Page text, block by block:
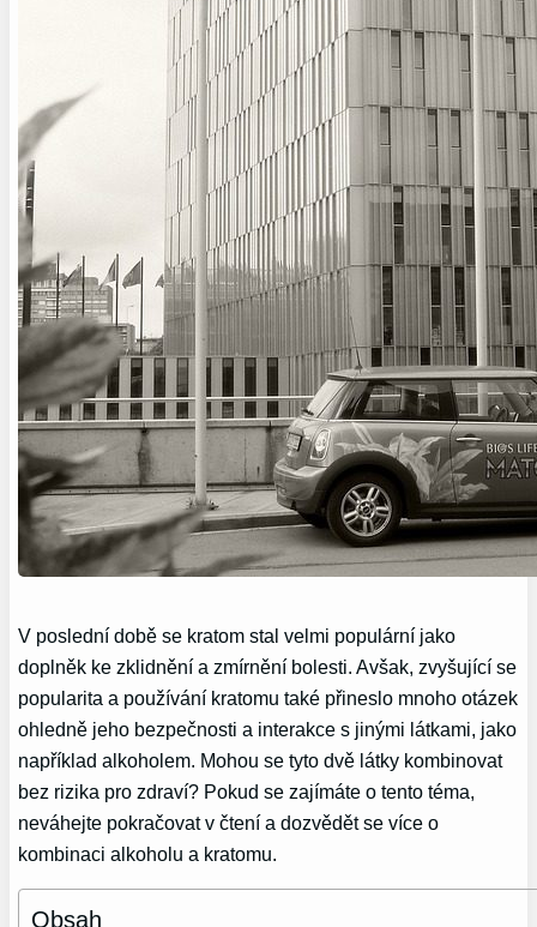
V poslední době se kratom stal velmi populární jako
doplněk ke zklidnění a zmírnění bolesti. Avšak, zvyšující se
popularita a používání kratomu také přineslo mnoho otázek
ohledně jeho bezpečnosti a interakce s jinými látkami, jako
například alkoholem. Mohou se tyto dvě látky kombinovat
bez rizika pro zdraví? Pokud se zajímáte o tento téma,
neváhejte pokračovat v čtení a dozvědět se více o
kombinaci alkoholu a kratomu.
Obsah